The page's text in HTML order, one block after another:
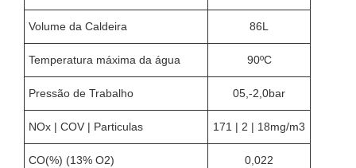
Volume da Caldeira 86L
Temperatura máxima da água 90ºC
Pressão de Trabalho 05,-2,0bar
NOx | COV | Particulas 171 | 2 | 18mg/m3
CO(%) (13% O2) 0,022